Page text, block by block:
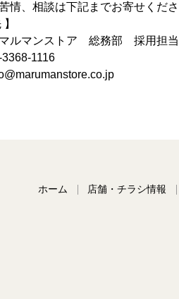
情、相談は下記までお寄せくださ
ルマンストア 総務部 採用担当
1116
ホーム 店舗・チラシ情報